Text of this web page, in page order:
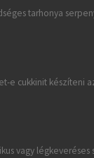
tarhonya
e cukkinit készíteni
vagy légkeveréses